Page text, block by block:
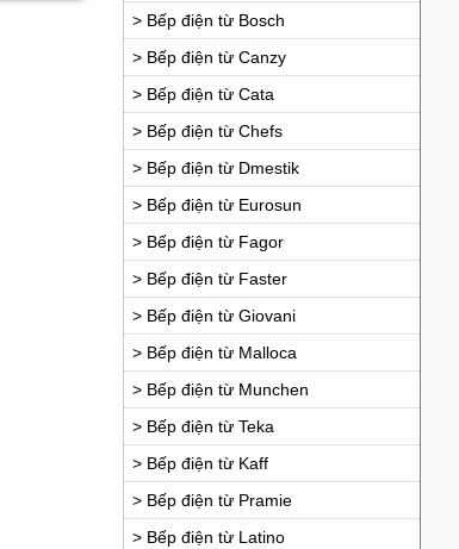
> Bếp điện từ Bosch
> Bếp điện từ Canzy
> Bếp điện từ Cata
> Bếp điện từ Chefs
> Bếp điện từ Dmestik
> Bếp điện từ Eurosun
> Bếp điện từ Fagor
> Bếp điện từ Faster
> Bếp điện từ Giovani
> Bếp điện từ Malloca
> Bếp điện từ Munchen
> Bếp điện từ Teka
> Bếp điện từ Kaff
> Bếp điện từ Pramie
> Bếp điện từ Latino